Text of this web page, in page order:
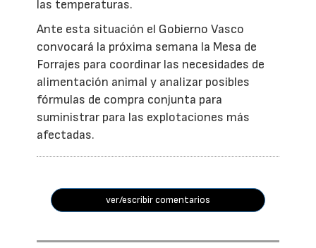
las temperaturas.
Ante esta situación el Gobierno Vasco
convocará la próxima semana la Mesa de
Forrajes para coordinar las necesidades de
alimentación animal y analizar posibles
fórmulas de compra conjunta para
suministrar para las explotaciones más
afectadas.
ver/escribir comentarios